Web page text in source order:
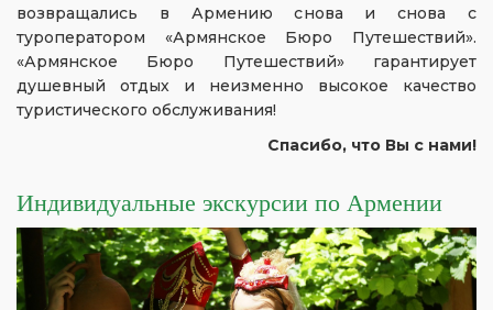
возвращались в Армению снова и снова с
туроператором «Армянское Бюро Путешествий».
«Армянское Бюро Путешествий» гарантирует
душевный отдых и неизменно высокое качество
туристического обслуживания!
Спасибо, что Вы с нами!
Индивидуальные экскурсии по Армении